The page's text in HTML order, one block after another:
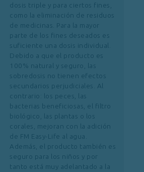
dosis triple y para ciertos fines,
como la eliminación de residuos
de medicinas. Para la mayor
parte de los fines deseados es
suficiente una dosis individual.
Debido a que el producto es
100% natural y seguro, las
sobredosis no tienen efectos
secundarios perjudiciales. Al
contrario: los peces, las
bacterias beneficiosas, el filtro
biológico, las plantas o los
corales, mejoran con la adición
de FM Easy-Life al agua.
Además, el producto también es
seguro para los niños y por
tanto está muy adelantado a la